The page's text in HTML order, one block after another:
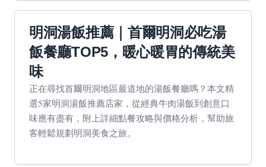
明洞湯飯推薦｜首爾明洞必吃湯
飯餐廳TOP5，暖心暖胃的傳統美
味
正在尋找首爾明洞地區最道地的湯飯餐廳嗎？本文精
選5家明洞湯飯推薦店家，從經典牛肉湯飯到創意口
味應有盡有，附上詳細點餐攻略與價格分析，幫助旅
客輕鬆規劃明洞美食之旅。